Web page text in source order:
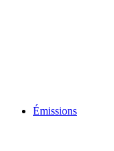
Émissions